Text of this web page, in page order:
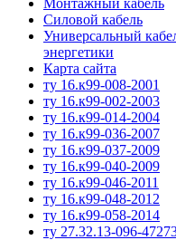
Силовой кабель
Универсальный
энергетики
Карта сайта
ту 16.к99-008-2001
ту 16.к99-002-2003
ту 16.к99-014-2004
ту 16.к99-036-2007
ту 16.к99-037-2009
ту 16.к99-040-2009
ту 16.к99-046-2011
ту 16.к99-048-2012
ту 16.к99-058-2014
ту 27.32.13-096-